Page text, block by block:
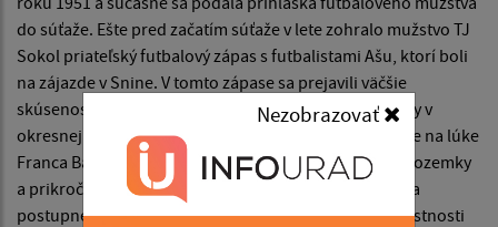
Nezobrazovať
do súťaže. Ešte pred začatím súťaže v lete zohralo mužstvo TJ
Sokol priateľský futbalový zápas s futbalistami Ašu, ktorí boli
na zájazde v Snine. V tomto zápase sa prejavili väčšie
skúsenosti hostí, ktorí vyhrali vysoko 11:0. Prvé zápasy v
okresnej súťaži sa hrali na lúke pri železničnom moste na lúke
Franca Bakajsu. Za pomoci Antona Olexu sa vybavili pozemky
a prikročilo sa k výstavbe ihriska, kde sa zasiala tráva a
postupne sa začalo s výstavbou obliekárni, malej miestnosti